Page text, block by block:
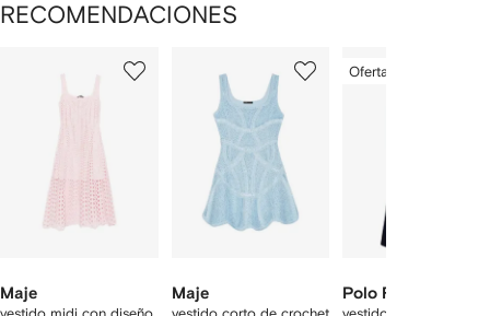
RECOMENDACIONES
Maje
vestido midi con diseño
Maje
vestido corto de crochet
de
Polo Ralph Lauren
vestido largo en tejido